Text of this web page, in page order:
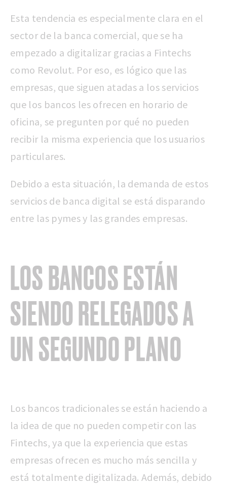
Esta tendencia es especialmente clara en el
sector de la banca comercial, que se ha
empezado a digitalizar gracias a Fintechs
como Revolut. Por eso, es lógico que las
empresas, que siguen atadas a los servicios
que los bancos les ofrecen en horario de
oficina, se pregunten por qué no pueden
recibir la misma experiencia que los usuarios
particulares.
Debido a esta situación, la demanda de estos
servicios de banca digital se está disparando
entre las pymes y las grandes empresas.
LOS BANCOS ESTÁN
SIENDO RELEGADOS A
UN SEGUNDO PLANO
Los bancos tradicionales se están haciendo a
la idea de que no pueden competir con las
Fintechs, ya que la experiencia que estas
empresas ofrecen es mucho más sencilla y
está totalmente digitalizada. Además, debido